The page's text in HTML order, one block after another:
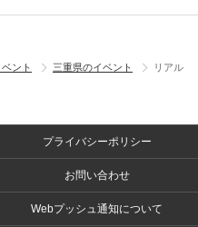
ント 三重県のイベント
リアル
プライバシーポリシー
お問い合わせ
Webプッシュ通知について